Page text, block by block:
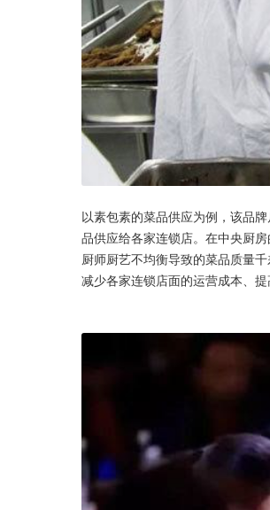
以素包素的菜品供应为例，该品
品供应给各家连锁店。在中央厨
厨师厨艺不均衡导致的菜品质量
减少各家连锁店面的运营成本、